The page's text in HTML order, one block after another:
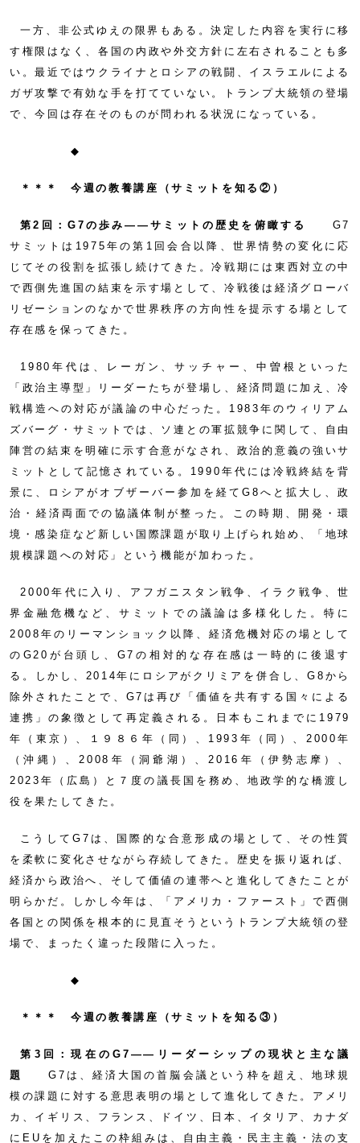
一方、非公式ゆえの限界もある。決定した内容を実行に移
す権限はなく、各国の内政や外交方針に左右されることも多
い。最近ではウクライナとロシアの戦闘、イスラエルによる
ガザ攻撃で有効な手を打てていない。トランプ大統領の登場
で、今回は存在そのものが問われる状況になっている。
◆
＊＊＊ 今週の教養講座（サミットを知る②）
第2回：G7の歩み——サミットの歴史を俯瞰する G7
サミットは1975年の第1回会合以降、世界情勢の変化に応
じてその役割を拡張し続けてきた。冷戦期には東西対立の中
で西側先進国の結束を示す場として、冷戦後は経済グローバ
リゼーションのなかで世界秩序の方向性を提示する場として
存在感を保ってきた。
1980年代は、レーガン、サッチャー、中曽根といった
「政治主導型」リーダーたちが登場し、経済問題に加え、冷
戦構造への対応が議論の中心だった。1983年のウィリアム
ズバーグ・サミットでは、ソ連との軍拡競争に関して、自由
陣営の結束を明確に示す合意がなされ、政治的意義の強いサ
ミットとして記憶されている。1990年代には冷戦終結を背
景に、ロシアがオブザーバー参加を経てG8へと拡大し、政
治・経済両面での協議体制が整った。この時期、開発・環
境・感染症など新しい国際課題が取り上げられ始め、「地球
規模課題への対応」という機能が加わった。
2000年代に入り、アフガニスタン戦争、イラク戦争、世
界金融危機など、サミットでの議論は多様化した。特に
2008年のリーマンショック以降、経済危機対応の場として
のG20が台頭し、G7の相対的な存在感は一時的に後退す
る。しかし、2014年にロシアがクリミアを併合し、G8から
除外されたことで、G7は再び「価値を共有する国々による
連携」の象徴として再定義される。日本もこれまでに1979
年（東京）、１９８６年（同）、1993年（同）、2000年
（沖縄）、2008年（洞爺湖）、2016年（伊勢志摩）、
2023年（広島）と７度の議長国を務め、地政学的な橋渡し
役を果たしてきた。
こうしてG7は、国際的な合意形成の場として、その性質
を柔軟に変化させながら存続してきた。歴史を振り返れば、
経済から政治へ、そして価値の連帯へと進化してきたことが
明らかだ。しかし今年は、「アメリカ・ファースト」で西側
各国との関係を根本的に見直そうというトランプ大統領の登
場で、まったく違った段階に入った。
◆
＊＊＊ 今週の教養講座（サミットを知る③）
第3回：現在のG7——リーダーシップの現状と主な議
題G7は、経済大国の首脳会議という枠を超え、地球規
模の課題に対する意思表明の場として進化してきた。アメリ
カ、イギリス、フランス、ドイツ、日本、イタリア、カナダ
にEUを加えたこの枠組みは、自由主義・民主主義・法の支